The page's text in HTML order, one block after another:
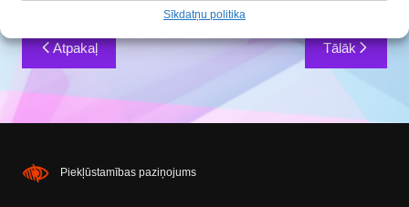
Sīkdatņu politika
Ziņu
izvēlne
Atpakaļ Tālāk
Piekļūstamības paziņojums